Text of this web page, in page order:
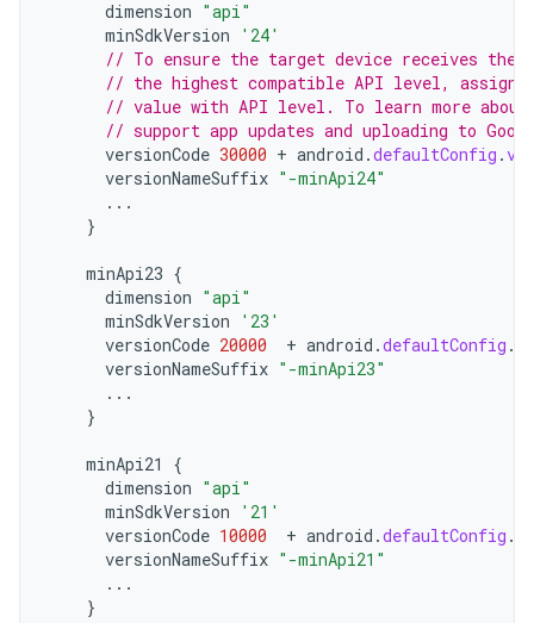
dimension "api"
minSdkVersion
'24'
// To ensure the target device receives the
// the highest compatible API level, assign
// value with API level. To learn more about
// support app updates and uploading to
versionCode 30000 + android .defaultConfig .
versionNameSuffix "-minApi24"
...
}
minApi23 {
dimension "api"
minSdkVersion
'23'
versionCode 20000 + android .defaultConfig .
versionNameSuffix "-minApi23"
...
}
minApi21
{
dimension "api"
minSdkVersion
'21'
versionCode 10000 + android .defaultConfig .
versionNameSuffix "-minApi21"
...
}